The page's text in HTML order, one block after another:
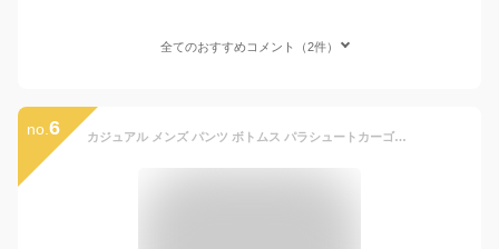
全てのおすすめコメント（2件）
no. 6 カジュアル メンズ パンツ ボトムス パラシュートカーゴパンツ 速乾 パラシュートパンツ アウトドア レディース ダンス 男女兼用